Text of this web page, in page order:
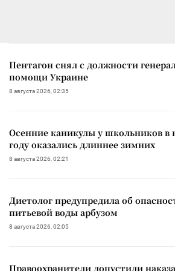
Пентагон снял с должности
помощи Украине
8 августа 2026, 02:35
Осенние каникулы у школьников в
году оказались длиннее зимних
8 августа 2026, 02:21
Диетолог предупредила об
питьевой воды арбузом
8 августа 2026, 02:05
Правоохранители допустили